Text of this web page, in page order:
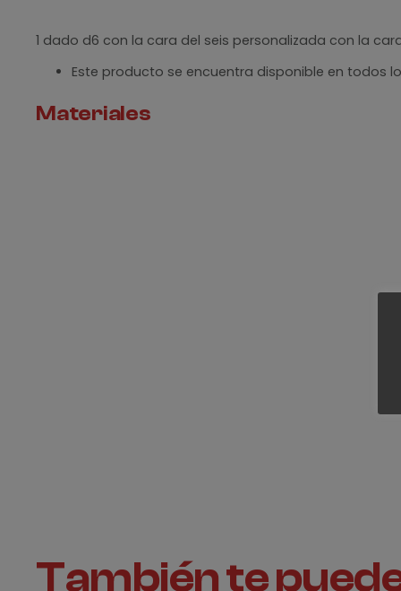
1 dado d6 con la cara del seis personalizada con la
Este producto se encuentra disponible en todos
Materiales
También te